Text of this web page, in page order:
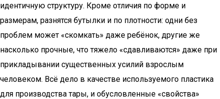
идентичную структуру. Кроме отличия по форме и
размерам, разнятся бутылки и по плотности: одни без
проблем может «скомкать» даже ребёнок, другие же
насколько прочные, что тяжело «сдавливаются» даже при
прикладывании существенных усилий взрослым
человеком. Всё дело в качестве используемого пластика
для производства тары, и обусловленные «свойства»